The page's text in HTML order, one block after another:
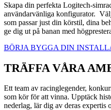
Skapa din perfekta Logitech-
användarvänliga konfigurator.
som passar just din körstil, dina
ge dig ut på banan med
BÖRJA BYGGA DIN
TRÄFFA VÅRA
Ett team av racinglegender,
som kör för att vinna. Upptäck
nederlag, lär dig av deras expertis